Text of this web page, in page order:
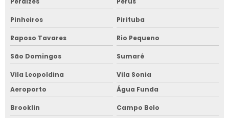
Pinheiros Pirituba
Raposo Tavares Rio Pequeno
São Domingos Sumaré
Vila Leopoldina
Vila Sonia
Aeroporto
Água Funda
Brooklin Campo Belo